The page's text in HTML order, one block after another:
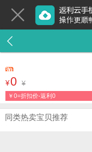
¥0 ¥
￥0=折扣价-返利0
同类热卖宝贝推荐